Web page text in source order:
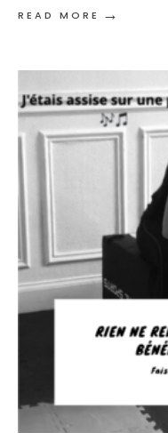
READ MORE →